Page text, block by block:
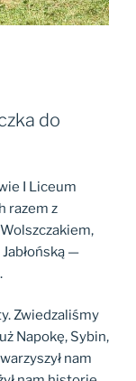
do
I Liceum
razem z
—
Zwiedzaliśmy
Napokę, Sybin,
nam